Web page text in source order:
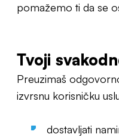
pomažemo ti da se
Tvoji
Preuzimaš
izvrsnu korisničku
dostavljati